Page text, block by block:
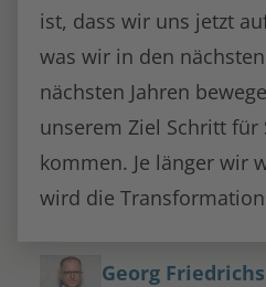
ist, dass wir uns jetzt
was wir in den
nächsten Jahren
unserem Ziel Schritt für
kommen. Je länger wir
wird die
Georg Friedrichs